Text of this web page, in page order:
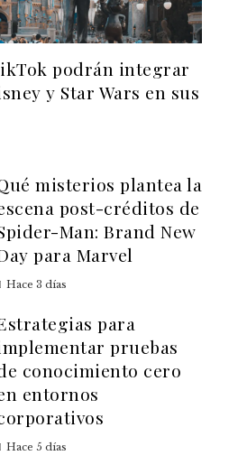
podrán integrar
y Star Wars en sus
misterios plantea la
post-créditos de
Man: Brand New
para Marvel
Hace 3 días
para
pruebas
conocimiento cero
entornos
Hace 5 días